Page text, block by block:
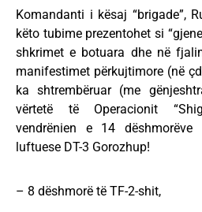
Komandanti i kësaj “brigade”,
këto tubime prezentohet si
shkrimet e botuara dhe në
manifestimet përkujtimore (në
ka shtrembëruar (me
vërtetë të Operacionit
vendrënien e 14
luftuese DT-3 Gorozhup!
– 8 dëshmorë të TF-2-shit,